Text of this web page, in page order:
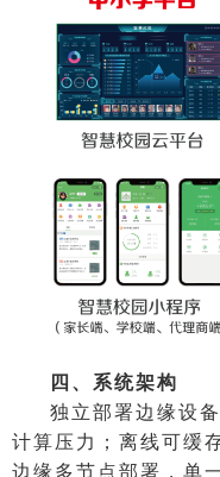
四、系统架构
独立部署边缘设
计算压力；离线可缓
边缘多节点部署，单